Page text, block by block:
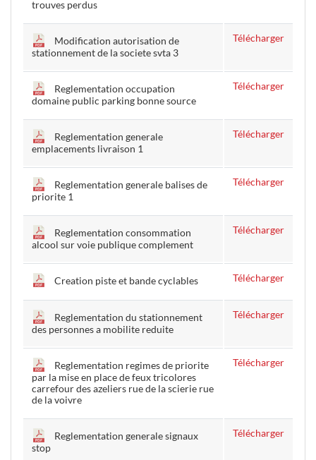
trouves perdus
Modification autorisation de
stationnement de la societe svta 3
Télécharger
Reglementation occupation
domaine public parking bonne source
Télécharger
Reglementation generale
emplacements livraison 1
Télécharger
Reglementation generale balises de
priorite 1
Télécharger
Reglementation consommation
alcool sur voie publique complement
Télécharger
Creation piste et bande cyclables Télécharger
Reglementation du stationnement
des personnes a mobilite reduite
Télécharger
Reglementation regimes de priorite
par la mise en place de feux tricolores
carrefour des azeliers rue de la scierie rue
de la voivre
Télécharger
Reglementation generale signaux
stop
Télécharger